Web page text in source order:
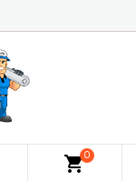
shopping_cart0